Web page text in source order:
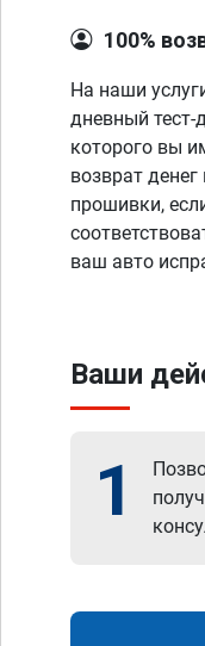
100%
На наши
дневный тест-
которого вы
возврат
прошивки,
ваш авто
Ваши
1